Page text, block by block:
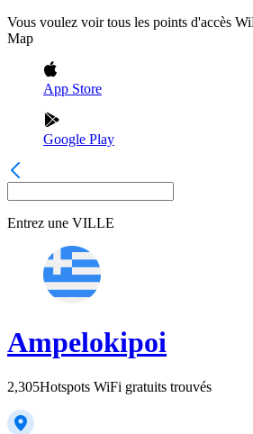
Vous voulez voir tous les points d'accès
Map
App Store
Google Play
Entrez une VILLE
Ampelokipoi
2,305Hotspots WiFi gratuits trouvés